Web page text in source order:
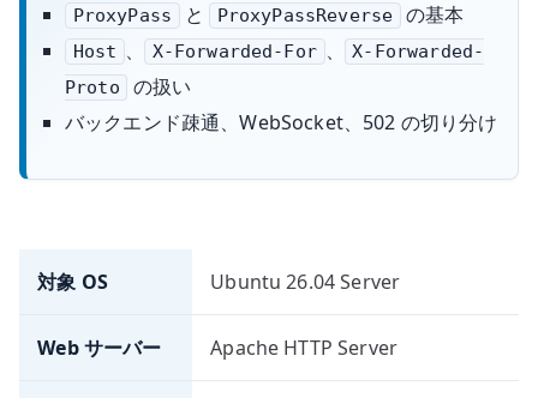
ProxyPass と ProxyPassReverse の基本
Host 、 X-Forwarded-For 、
X-Forwarded-
Proto
の扱い
バックエンド疎通、WebSocket、502 の切り分け
対象 OS Ubuntu 26.04 Server
Web サーバー Apache HTTP Server